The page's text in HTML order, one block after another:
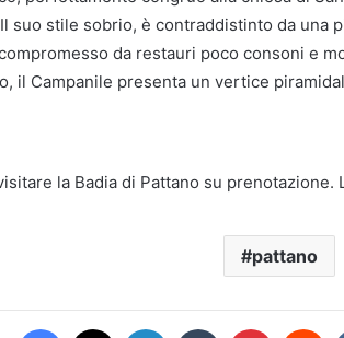
suo stile sobrio, è contraddistinto da una
da restauri poco consoni e
il Campanile presenta un vertice
la Badia di Pattano su
pattano
Facebook LinkedIn Tumblr Pinterest